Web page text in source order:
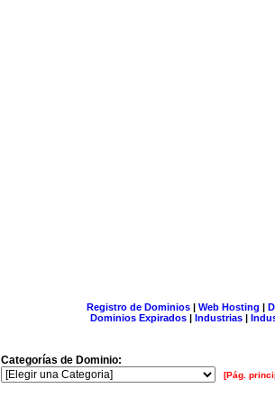
Registro de Dominios| Web Hosting |
Dominios Expirados | Industrias |
Categorías de Dominio:
[Pág.